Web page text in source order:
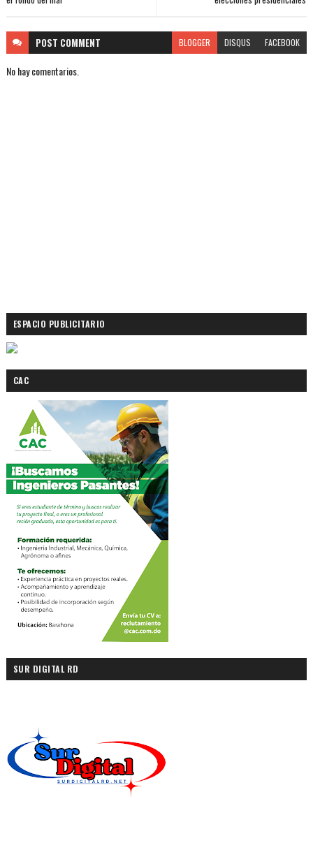
POST COMMENT BLOGGER DISQUS FACEBOOK
No hay comentarios.
ESPACIO PUBLICITARIO
CAC
SUR DIGITAL RD